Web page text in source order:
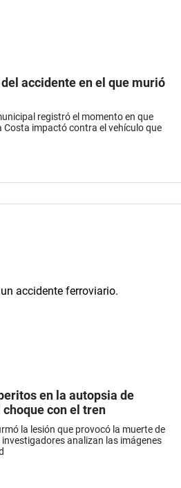
accidente en el que murió
registró el momento en que
Costa impactó contra el vehículo que
en la autopsia de
con el tren
la lesión que provocó la muerte de
analizan las imágenes